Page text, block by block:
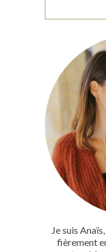
Je suis
fièrement